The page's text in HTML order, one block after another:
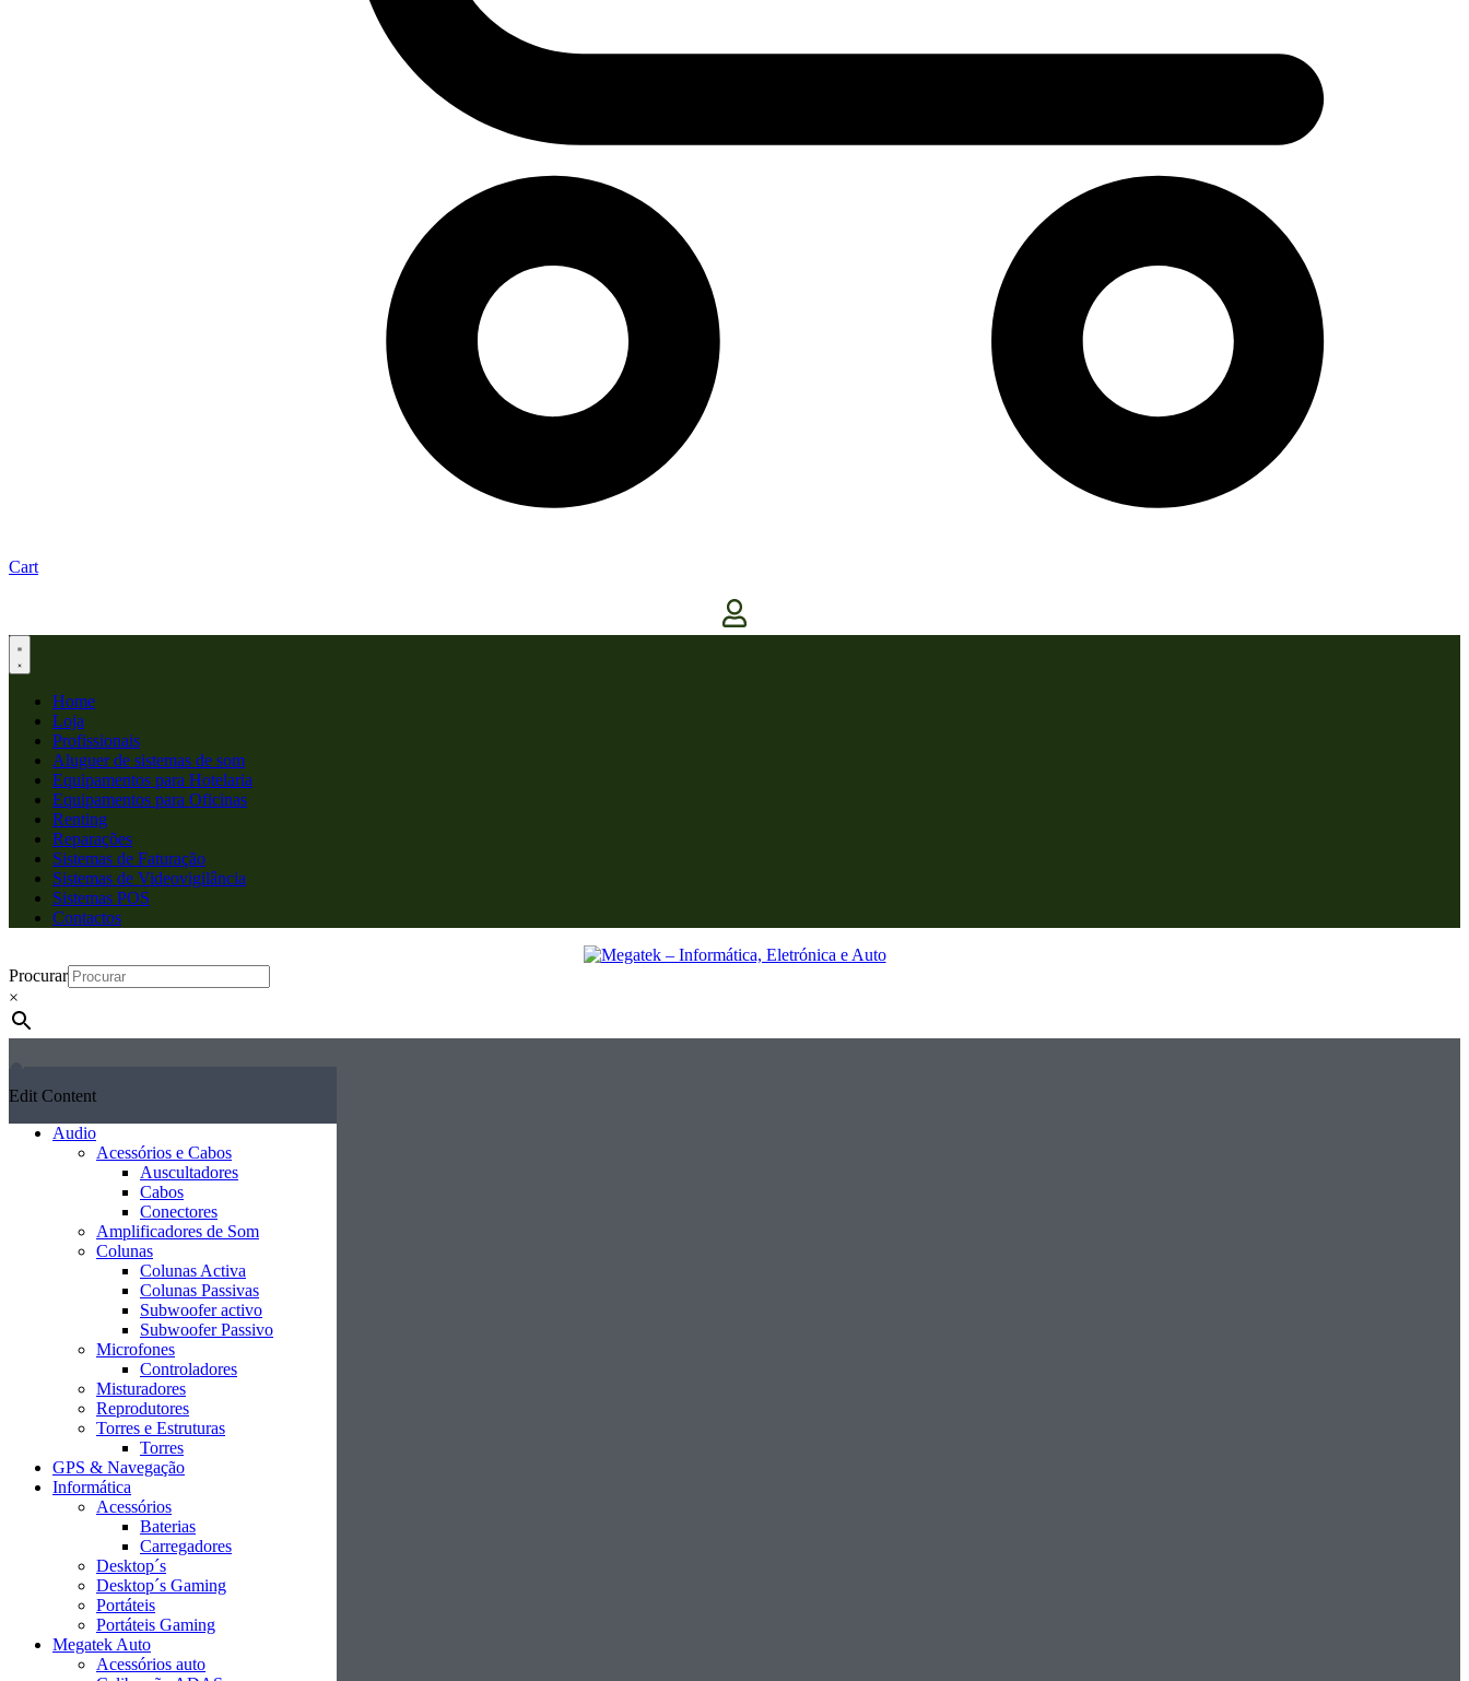
Cart
Home
Loja
Profissionais
Aluguer de sistemas de som
Equipamentos para Hotelaria
Equipamentos para Oficinas
Renting
Reparações
Sistemas de Faturação
Sistemas de Videovigilância
Sistemas POS
Contactos
Procurar
×
Edit Content
Audio
Acessórios e Cabos
Auscultadores
Cabos
Conectores
Amplificadores de Som
Colunas
Colunas Activa
Colunas Passivas
Subwoofer activo
Subwoofer Passivo
Microfones
Controladores
Misturadores
Reprodutores
Torres e Estruturas
Torres
GPS & Navegação
Informática
Acessórios
Baterias
Carregadores
Desktop´s
Desktop´s Gaming
Portáteis
Portáteis Gaming
Megatek Auto
Acessórios auto